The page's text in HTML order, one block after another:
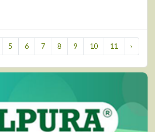
5 6 7 8 9 10 11 ›